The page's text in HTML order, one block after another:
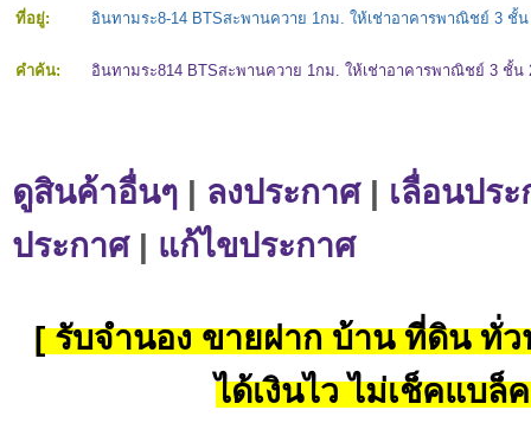
ที่อยู่:
อินทามระ8-14 BTSสะพานควาย 1กม. ให้เช่าอาคารพาณิชย์ 3 ชั้
คำค้น: อินทามระ814 BTSสะพานควาย 1กม. ให้เช่าอาคารพาณิชย์ 3 ชั้น
ดูสินค้าอื่นๆ | ลงประกาศ| เลื่อนปร
ประกาศ| แก้ไขประกาศ
[ รับจำนอง ขายฝาก บ้าน ที่ดิน ทั่ว
ได้เงินไว ไม่เช็คแบล็